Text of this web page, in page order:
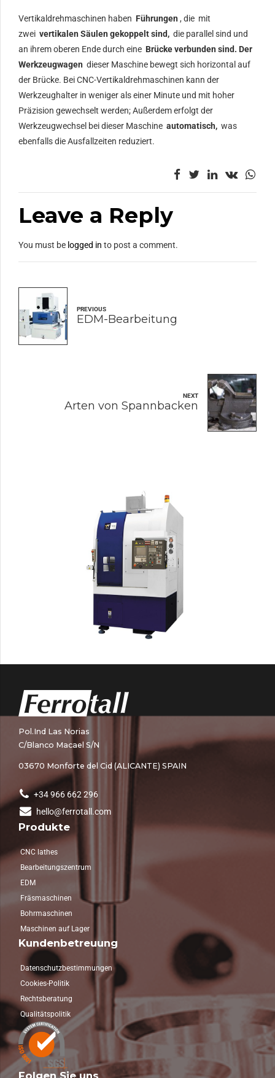
Vertikaldrehmaschinen haben Führungen , die mit
zwei vertikalen Säulen gekoppelt sind, die parallel sind und
an ihrem oberen Ende durch eine Brücke verbunden sind. Der
Werkzeugwagen dieser Maschine bewegt sich horizontal auf
der Brücke. Bei CNC-Vertikaldrehmaschinen kann der
Werkzeughalter in weniger als einer Minute und mit hoher
Präzision gewechselt werden; Außerdem erfolgt der
Werkzeugwechsel bei dieser Maschine automatisch, was
ebenfalls die Ausfallzeiten reduziert.
Leave a Reply
You must be logged in to post a comment.
PREVIOUS
EDM-Bearbeitung
NEXT
Arten von Spannbacken
Pol.Ind Las Norias
C/Blanco Macael S/N
03670 Monforte del Cid (ALICANTE) SPAIN
+34 966 662 296
hello@ferrotall.com
Produkte
CNC lathes
Bearbeitungszentrum
EDM
Fräsmaschinen
Bohrmaschinen
Maschinen auf Lager
Kundenbetreuung
Datenschutzbestimmungen
Cookies-Politik
Rechtsberatung
Qualitätspolitik